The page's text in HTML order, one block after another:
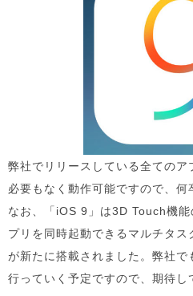
弊社でリリースしている全ての
必要もなく動作可能ですので、何
なお、「iOS 9」は3D Touch機
プリを同時起動できるマルチタ
が新たに搭載されました。弊社で
行っていく予定ですので、期待し